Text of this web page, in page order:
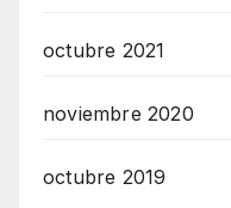
octubre 2021
noviembre 2020
octubre 2019